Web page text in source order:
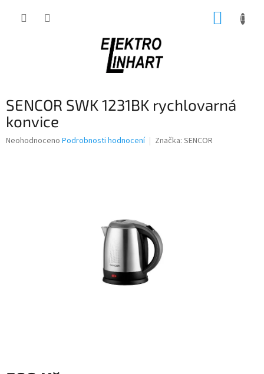
SENCOR SWK 1231BK rychlovarná
konvice
Průměrné
Neohodnoceno Podrobnosti hodnocení Značka: SENCOR